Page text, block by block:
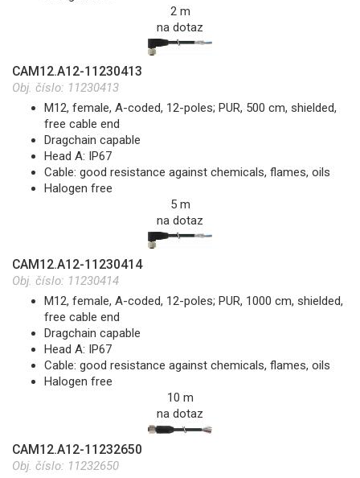
2 m
na dotaz
CAM12.A12-11230413
Obj. číslo: 11230413
M12, female, A-coded, 12-poles; PUR, 500 cm, shielded,
free cable end
Dragchain capable
Head A: IP67
Cable: good resistance against chemicals, flames, oils
Halogen free
5 m
na dotaz
CAM12.A12-11230414
Obj. číslo: 11230414
M12, female, A-coded, 12-poles; PUR, 1000 cm, shielded,
free cable end
Dragchain capable
Head A: IP67
Cable: good resistance against chemicals, flames, oils
Halogen free
10 m
na dotaz
CAM12.A12-11232650
Obj. číslo: 11232650